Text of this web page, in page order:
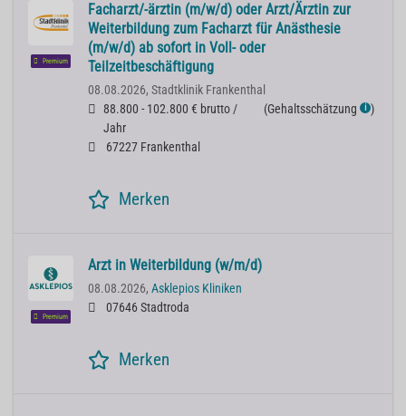
Premium
Facharzt/-ärztin (m/w/d) oder Arzt/Ärztin zur
Weiterbildung zum Facharzt für Anästhesie
(m/w/d) ab sofort in Voll- oder
Teilzeitbeschäftigung
08.08.2026, Stadtklinik Frankenthal
88.800 - 102.800 € brutto /
Jahr
(Gehaltsschätzung ℹ )
67227 Frankenthal
Merken
Premium
Arzt in Weiterbildung (w/m/d)
08.08.2026, Asklepios Kliniken
07646 Stadtroda
Merken